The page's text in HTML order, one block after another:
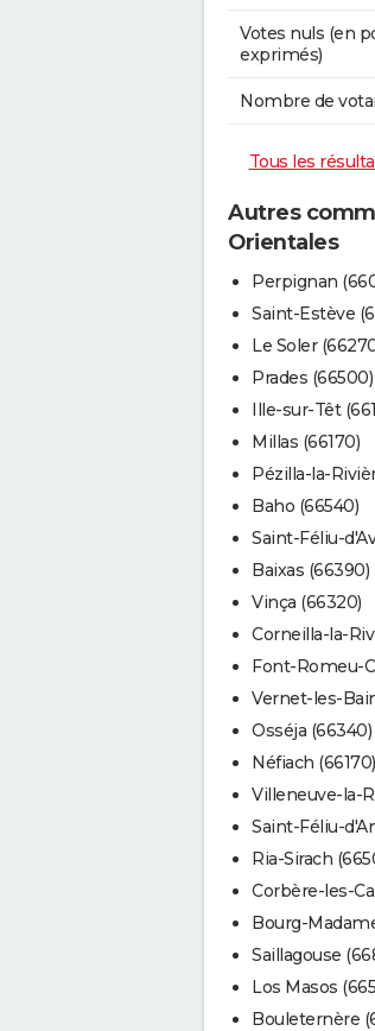
Votes nuls (en
exprimés)
Nombre de
Tous les
Autres
Orientales
Perpignan
Saint-Estève
Le Soler
Prades (66500)
Ille-sur-Têt
Millas (66170)
Pézilla-la-
Baho (66540)
Saint-Féliu-
Baixas (66390)
Vinça (66320)
Corneilla-la-
Font-Romeu-
Vernet-les-
Osséja (66340)
Néfiach (66170)
Villeneuve-la-
Saint-Féliu-
Ria-Sirach
Corbère-les-
Bourg-
Saillagouse
Los Masos
Bouleternère